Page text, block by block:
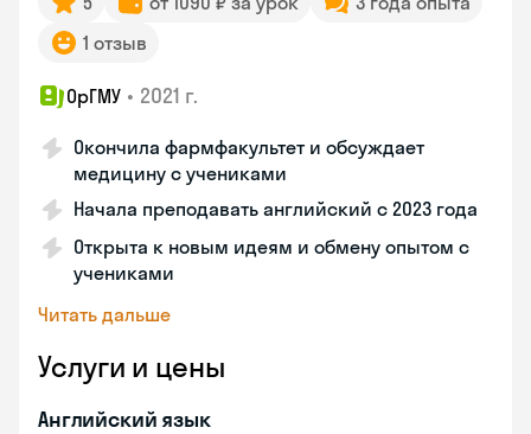
1 отзыв
ОрГМУ • 2021 г.
Окончила фармфакультет и обсуждает
медицину с учениками
Начала преподавать английский с 2023 года
Открыта к новым идеям и обмену опытом с
учениками
Читать дальше
Услуги и цены
Английский язык